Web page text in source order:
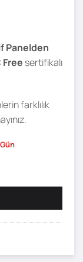
Panelden
Free sertifikalı
farklılık